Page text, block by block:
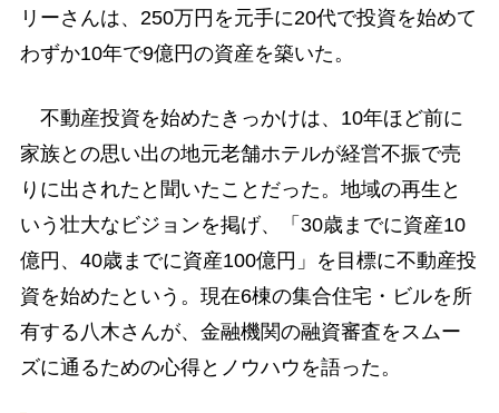
リーさんは、250万円を元手に20代で投資を始めて
わずか10年で9億円の資産を築いた。
不動産投資を始めたきっかけは、10年ほど前に
家族との思い出の地元老舗ホテルが経営不振で売
りに出されたと聞いたことだった。地域の再生と
いう壮大なビジョンを掲げ、「30歳までに資産10
億円、40歳までに資産100億円」を目標に不動産投
資を始めたという。現在6棟の集合住宅・ビルを所
有する八木さんが、金融機関の融資審査をスムー
ズに通るための心得とノウハウを語った。